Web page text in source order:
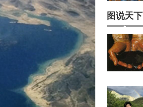
图说天下